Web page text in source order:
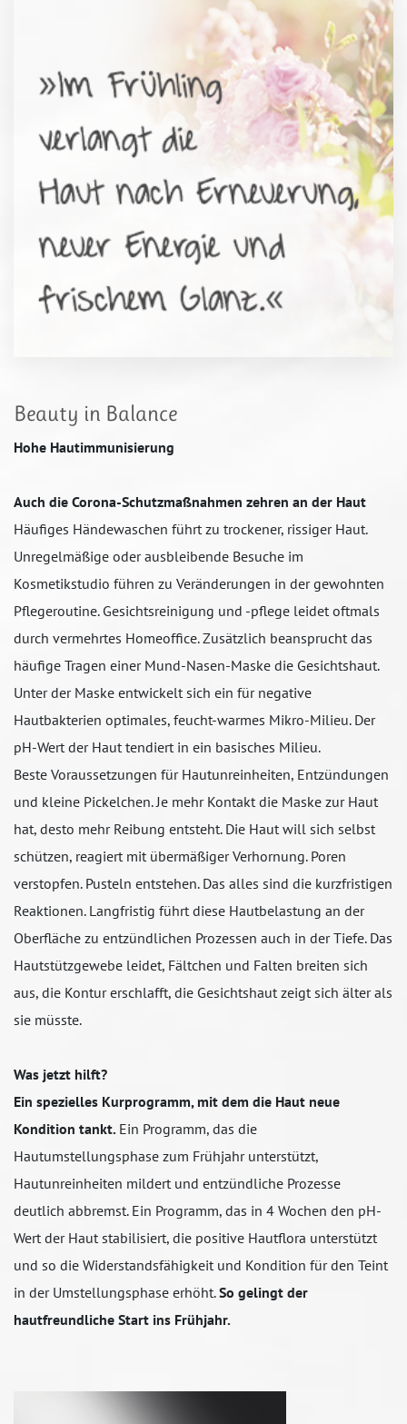
Beauty in Balance
Hohe Hautimmunisierung
Auch die Corona-Schutzmaßnahmen zehren an der Haut
Häufiges Händewaschen führt zu trockener, rissiger Haut.
Unregelmäßige oder ausbleibende Besuche im
Kosmetikstudio führen zu Veränderungen in der gewohnten
Pflegeroutine. Gesichtsreinigung und -pflege leidet oftmals
durch vermehrtes Homeoffice. Zusätzlich beansprucht das
häufige Tragen einer Mund-Nasen-Maske die Gesichtshaut.
Unter der Maske entwickelt sich ein für negative
Hautbakterien optimales, feucht-warmes Mikro-Milieu. Der
pH-Wert der Haut tendiert in ein basisches Milieu.
Beste Voraussetzungen für Hautunreinheiten, Entzündungen
und kleine Pickelchen. Je mehr Kontakt die Maske zur Haut
hat, desto mehr Reibung entsteht. Die Haut will sich selbst
schützen, reagiert mit übermäßiger Verhornung. Poren
verstopfen. Pusteln entstehen. Das alles sind die kurzfristigen
Reaktionen. Langfristig führt diese Hautbelastung an der
Oberfläche zu entzündlichen Prozessen auch in der Tiefe. Das
Hautstützgewebe leidet, Fältchen und Falten breiten sich
aus, die Kontur erschlafft, die Gesichtshaut zeigt sich älter als
sie müsste.
Was jetzt hilft?
Ein spezielles Kurprogramm, mit dem die Haut neue
Kondition tankt. Ein Programm, das die
Hautumstellungsphase zum Frühjahr unterstützt,
Hautunreinheiten mildert und entzündliche Prozesse
deutlich abbremst. Ein Programm, das in 4 Wochen den pH-
Wert der Haut stabilisiert, die positive Hautflora unterstützt
und so die Widerstandsfähigkeit und Kondition für den Teint
in der Umstellungsphase erhöht.So gelingt der
hautfreundliche Start ins Frühjahr.